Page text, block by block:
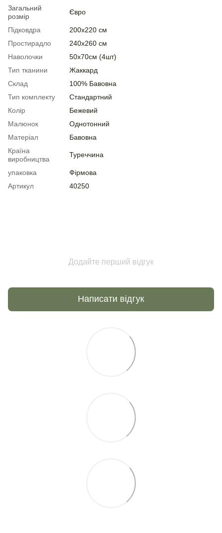
Загальний
розмір
Євро
Підковдра
200х220 см
Простирадло
240х260 см
Наволочки
50х70см (4шт)
Тип тканини
Жаккард
Склад
100% Бавовна
Тип комплекту
Стандартний
Колір
Бежевий
Малюнок
Однотонний
Матеріал
Бавовна
Країна
виробництва
Туреччина
упаковка
Фірмова
Артикул
40250
Додайте перший відгук
Написати відгук